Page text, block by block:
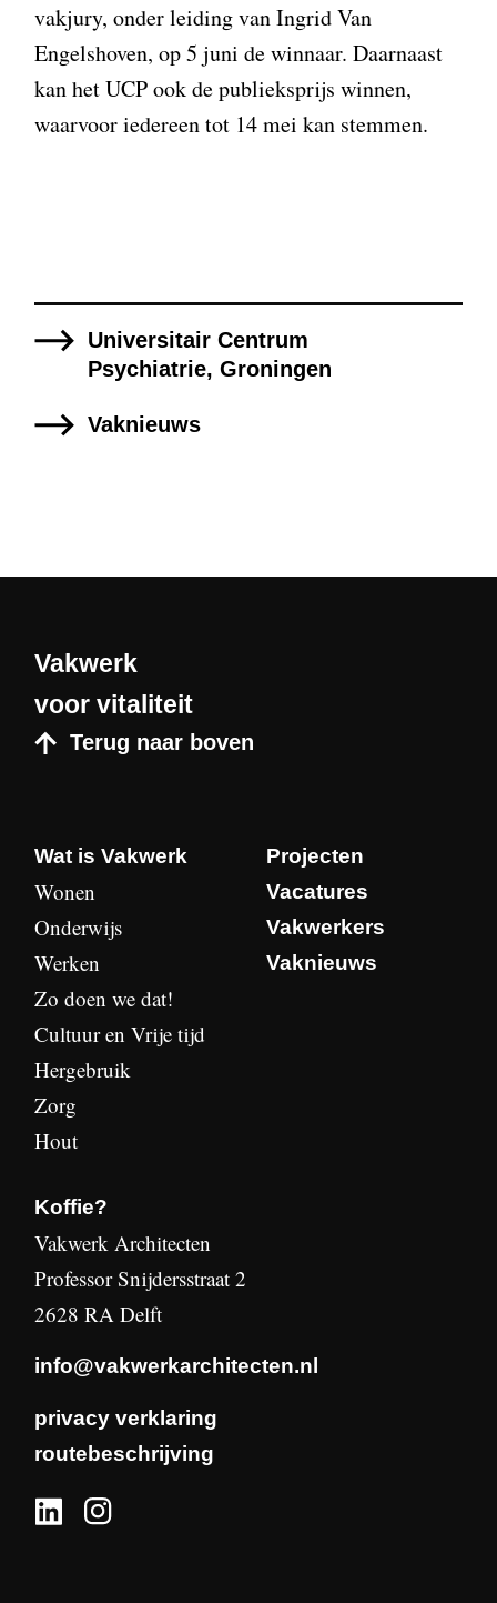
vakjury, onder leiding van Ingrid Van
Engelshoven, op 5 juni de winnaar. Daarnaast
kan het UCP ook de publieksprijs winnen,
waarvoor iedereen tot 14 mei kan stemmen.
Universitair Centrum
Psychiatrie, Groningen
Vaknieuws
Vakwerk
voor vitaliteit
Terug naar boven
Wat is Vakwerk
Wonen
Onderwijs
Werken
Zo doen we dat!
Cultuur en Vrije tijd
Hergebruik
Zorg
Hout
Projecten
Vacatures
Vakwerkers
Vaknieuws
Koffie?
Vakwerk Architecten
Professor Snijdersstraat 2
2628 RA Delft
info@vakwerkarchitecten.nl
privacy verklaring
routebeschrijving